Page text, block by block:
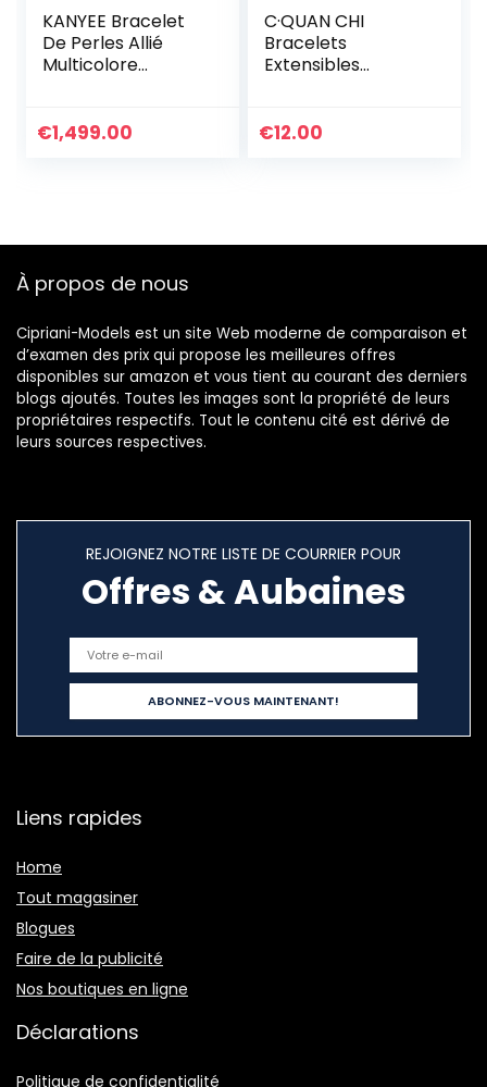
KANYEE Bracelet
De Perles Allié
Multicolore
Fait A La Main pour
€1,499.00
C·QUAN CHI
Bracelets
Extensibles
D’amitié En Perle
€12.00
À propos de nous
Cipriani-Models est un site Web moderne de comparaison et
d’examen des prix qui propose les meilleures offres
disponibles sur amazon et vous tient au courant des derniers
blogs ajoutés. Toutes les images sont la propriété de leurs
propriétaires respectifs. Tout le contenu cité est dérivé de
leurs sources respectives.
REJOIGNEZ NOTRE LISTE DE COURRIER POUR
Offres & Aubaines
Liens rapides
Home
Tout magasiner
Blogues
Faire de la publicité
Nos boutiques en ligne
Déclarations
Politique de confidentialité